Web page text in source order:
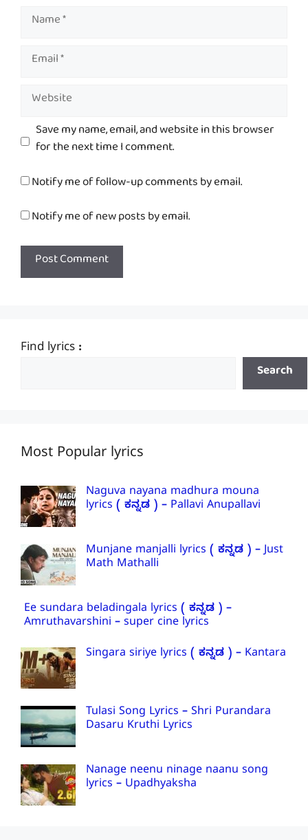
Name
Email
Website
Save my name, email, and website in this browser
for the next time I comment.
Notify me of follow-up comments by email.
Notify me of new posts by email.
Find lyrics :
Search
Most Popular lyrics
Naguva nayana madhura mouna
lyrics ( ಕನ್ನಡ ) – Pallavi Anupallavi
Munjane manjalli lyrics ( ಕನ್ನಡ ) – Just
Math Mathalli
Ee sundara beladingala lyrics ( ಕನ್ನಡ ) –
Amruthavarshini – super cine lyrics
Singara siriye lyrics ( ಕನ್ನಡ ) – Kantara
Tulasi Song Lyrics – Shri Purandara
Dasaru Kruthi Lyrics
Nanage neenu ninage naanu song
lyrics – Upadhyaksha